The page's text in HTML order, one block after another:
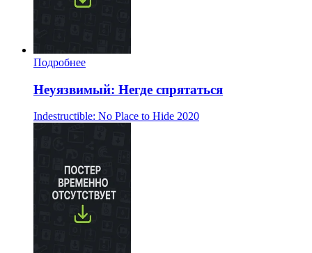
Подробнее
Неуязвимый: Негде спрятаться
Indestructible: No Place to Hide 2020